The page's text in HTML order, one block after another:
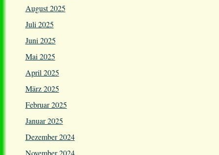
August 2025
Juli 2025
Juni 2025
Mai 2025
April 2025
März 2025
Februar 2025
Januar 2025
Dezember 2024
November 2024